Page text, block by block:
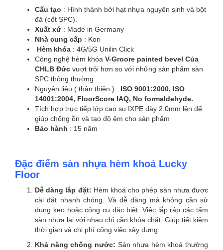
Cấu tạo : Hình thành bởi hạt nhựa nguyên sinh và bột
đá (cốt SPC).
Xuất xứ: Made in Germany
Nhà cung cấp : Kori
Hèm khóa : 4G/5G Unilin Click
Công nghệ hèm khóa V-Groore painted bevel Của
CHLB Đức vượt trội hơn so với những sản phẩm sàn
SPC thông thường
Nguyên liệu ( thân thiện ) : ISO 9001:2000, ISO
14001:2004, FloorScore IAQ, No formaldehyde.
Tích hợp trực tiếp lớp cao su IXPE dày 2.0mm lên đế
giúp chống ồn và tạo độ êm cho sản phẩm
Bảo hành : 15 năm
Đặc điểm sàn nhựa hèm khoá Lucky
Floor
Dễ dàng lắp đặt: Hèm khoá cho phép sàn nhựa được
cài đặt nhanh chóng. Và dễ dàng mà không cần sử
dụng keo hoặc công cụ đặc biệt. Việc lắp ráp các tấm
sàn nhựa lại với nhau chỉ cần khóa chặt. Giúp tiết kiệm
thời gian và chi phí công việc xây dựng.
Khả năng chống nước: Sàn nhựa hèm khoá thường